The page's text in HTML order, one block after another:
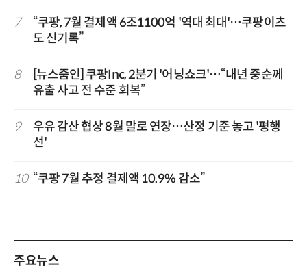
7
“쿠팡, 7월 결제액 6조1100억 '역대 최대'…쿠팡이츠
도 신기록”
8
[뉴스줌인] 쿠팡Inc, 2분기 '어닝쇼크'…“내년 중순께
유출 사고 전 수준 회복”
9
우유 감산 협상 8월 말로 연장…산정 기준 놓고 '평행
선'
10 “쿠팡 7월 추정 결제액 10.9% 감소”
주요뉴스